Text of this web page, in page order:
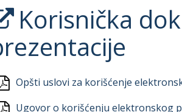
Korisnička
Opšti uslovi za korišćenje
Ugovor o korišćenju elektronskog